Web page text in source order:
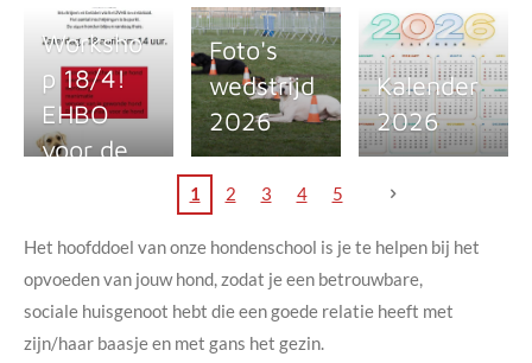
geen les!
Kantine
wel open!
Worksho
p 18/4!
EHBO
voor de
Foto's
wedstrijd
2026
Kalender
2026
1 2 3 4 5
Het hoofddoel van onze hondenschool is je te helpen bij het
opvoeden van jouw hond, zodat je een betrouwbare,
sociale huisgenoot hebt die een goede relatie heeft met
zijn/haar baasje en met gans het gezin.